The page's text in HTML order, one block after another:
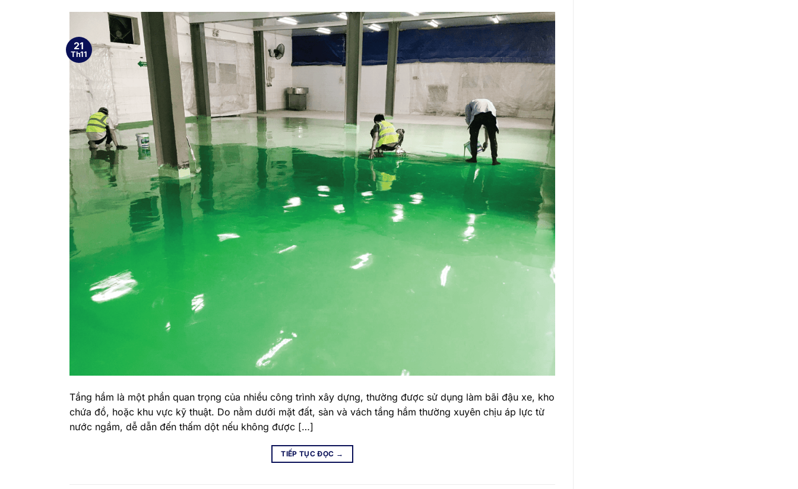
21
Th11
Tầng hầm là một phần quan trọng của nhiều công trình xây dựng, thường được sử dụng làm bãi đậu xe, kho
chứa đồ, hoặc khu vực kỹ thuật. Do nằm dưới mặt đất, sàn và vách tầng hầm thường xuyên chịu áp lực từ
nước ngầm, dễ dẫn đến thấm dột nếu không được […]
TIẾP TỤC ĐỌC →